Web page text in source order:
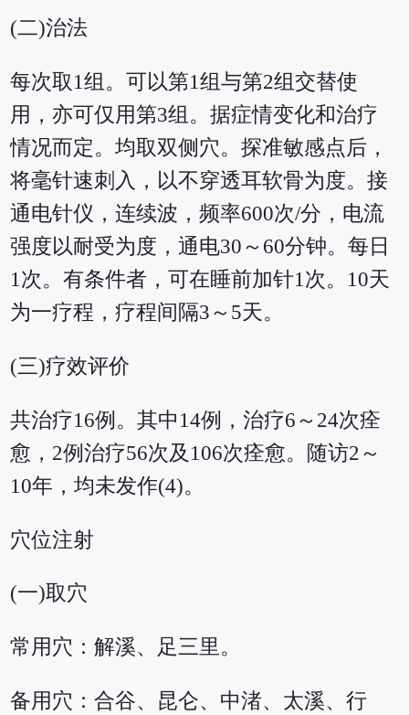
(二)治法
每次取1组。可以第1组与第2组交替使
用，亦可仅用第3组。据症情变化和治疗
情况而定。均取双侧穴。探准敏感点后，
将毫针速刺入，以不穿透耳软骨为度。接
通电针仪，连续波，频率600次/分，电流
强度以耐受为度，通电30～60分钟。每日
1次。有条件者，可在睡前加针1次。10天
为一疗程，疗程间隔3～5天。
(三)疗效评价
共治疗16例。其中14例，治疗6～24次痊
愈，2例治疗56次及106次痊愈。随访2～
10年，均未发作(4)。
穴位注射
(一)取穴
常用穴：解溪、足三里。
备用穴：合谷、昆仑、中渚、太溪、行